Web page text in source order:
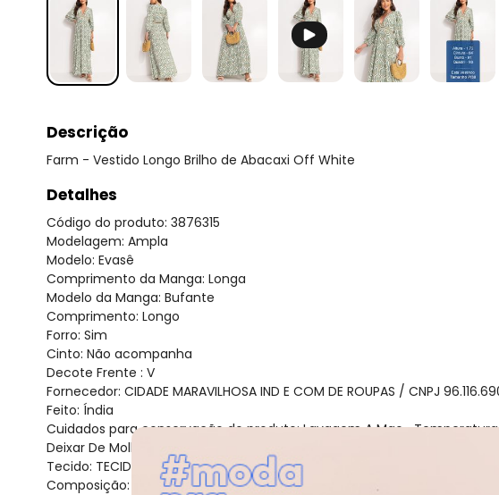
Descrição
Farm - Vestido Longo Brilho de Abacaxi Off White
Detalhes
Código do produto: 3876315
Modelagem: Ampla
Modelo: Evasê
Comprimento da Manga: Longa
Modelo da Manga: Bufante
Comprimento: Longo
Forro: Sim
Cinto: Não acompanha
Decote Frente : V
Fornecedor: CIDADE MARAVILHOSA IND E COM DE ROUPAS / CNPJ
Feito: Índia
Cuidados para conservação do produto: Lavagem A Mao -
Deixar De Molho
Tecido: TECIDO
Composição: 98% Viscose 2% Poliéster - Forro: 100% Viscose